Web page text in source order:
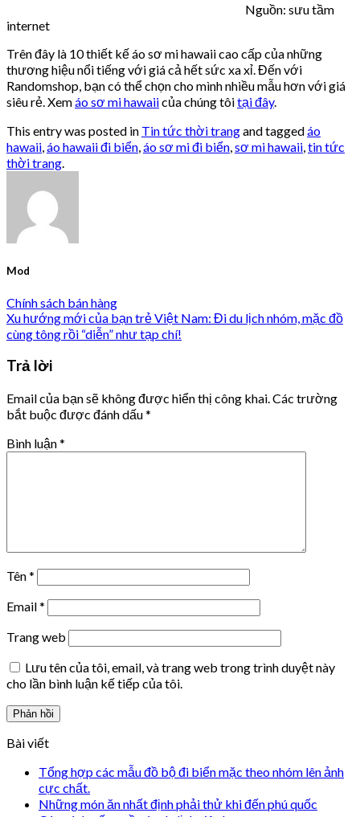
Nguồn: sưu tầm
internet
Trên đây là 10 thiết kế áo sơ mi hawaii cao cấp của những
thương hiệu nổi tiếng với giá cả hết sức xa xỉ. Đến với
Randomshop, bạn có thể chọn cho mình nhiều mẫu hơn với giá
siêu rẻ. Xemáo sơ mi hawaiicủa chúng tôitại đây.
This entry was posted in Tin tức thời trangand taggedáo
hawaii,áo hawaii đi biển,áo sơ mi đi biển,sơ mi hawaii,tin tức
thời trang.
Mod
Chính sách bán hàng
Xu hướng mới của bạn trẻ Việt Nam: Đi du lịch nhóm, mặc đồ
cùng tông rồi “diễn” như tạp chí!
Trả lời
Email của bạn sẽ không được hiển thị công khai.Các trường
bắt buộc được đánh dấu*
Bình luận*
Tên*
Email*
Trang web
Lưu tên của tôi, email, và trang web trong trình duyệt này
cho lần bình luận kế tiếp của tôi.
Bài viết
Tổng hợp các mẫu đồ bộ đi biển mặc theo nhóm lên ảnh
cực chất.
Những món ăn nhất định phải thử khi đến phú quốc